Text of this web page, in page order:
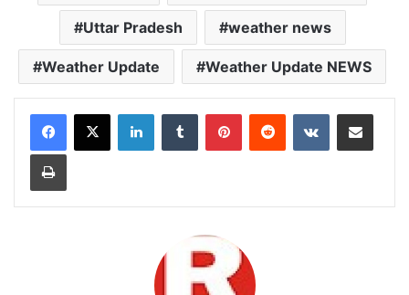
Uttar Pradesh weather news
Weather Update Weather Update NEWS
LinkedInTumblr PinterestReddit VKontakteShare via Email
Print